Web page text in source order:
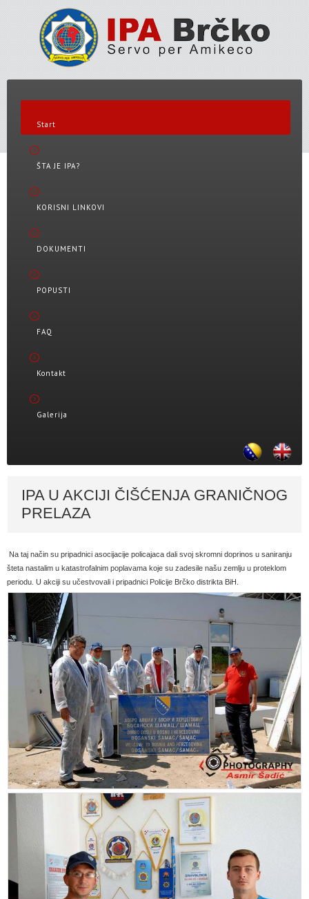
Start
ŠTA JE IPA?
KORISNI LINKOVI
DOKUMENTI
POPUSTI
FAQ
Kontakt
Galerija
IPA U AKCIJI ČIŠĆENJA GRANIČNOG
PRELAZA
Na taj način su pripadnici asocijacije policajaca dali svoj skromni doprinos u saniranju
šteta nastalim u katastrofalnim poplavama koje su zadesile našu zemlju u proteklom
periodu. U akciji su učestvovali i pripadnici Policije Brčko distrikta BiH.